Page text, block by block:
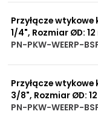
Przyłącze wtykowe
1/4", Rozmiar ØD:
PN-PKW-WEERP-
Przyłącze wtykowe
3/8", Rozmiar ØD:
PN-PKW-WEERP-